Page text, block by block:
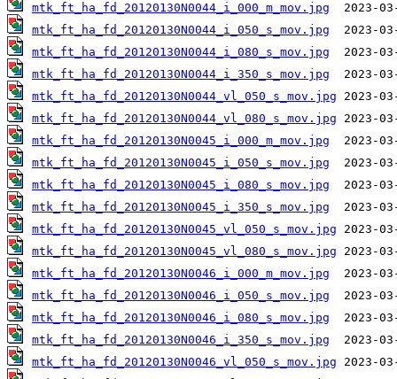
mtk_ft_ha_fd_20120130N0044_i_000_m_mov.jpg
mtk_ft_ha_fd_20120130N0044_i_050_s_mov.jpg
mtk_ft_ha_fd_20120130N0044_i_080_s_mov.jpg
mtk_ft_ha_fd_20120130N0044_i_350_s_mov.jpg
mtk_ft_ha_fd_20120130N0044_vl_050_s_mov.jpg
mtk_ft_ha_fd_20120130N0044_vl_080_s_mov.jpg
mtk_ft_ha_fd_20120130N0045_i_000_m_mov.jpg
mtk_ft_ha_fd_20120130N0045_i_050_s_mov.jpg
mtk_ft_ha_fd_20120130N0045_i_080_s_mov.jpg
mtk_ft_ha_fd_20120130N0045_i_350_s_mov.jpg
mtk_ft_ha_fd_20120130N0045_vl_050_s_mov.jpg
mtk_ft_ha_fd_20120130N0045_vl_080_s_mov.jpg
mtk_ft_ha_fd_20120130N0046_i_000_m_mov.jpg
mtk_ft_ha_fd_20120130N0046_i_050_s_mov.jpg
mtk_ft_ha_fd_20120130N0046_i_080_s_mov.jpg
mtk_ft_ha_fd_20120130N0046_i_350_s_mov.jpg
mtk_ft_ha_fd_20120130N0046_vl_050_s_mov.jpg